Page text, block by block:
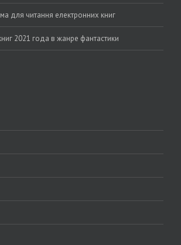
для читання електронних книг
2021 года в жанре фантастики